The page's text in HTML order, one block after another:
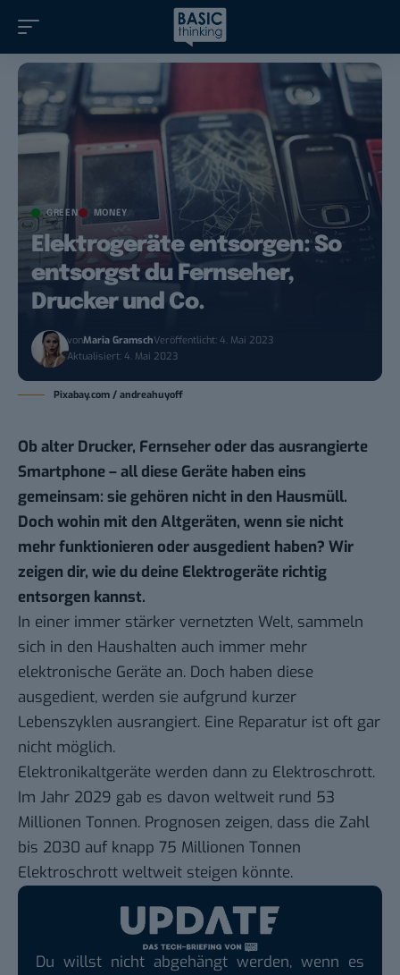
GREEN MONEY
Elektrogeräte entsorgen: So
entsorgst du Fernseher,
Drucker und Co.
vonMaria GramschVeröffentlicht: 4. Mai 2023
Aktualisiert: 4. Mai 2023
Pixabay.com / andreahuyoff
Ob alter Drucker, Fernseher oder das ausrangierte
Smartphone – all diese Geräte haben eins
gemeinsam: sie gehören nicht in den Hausmüll.
Doch wohin mit den Altgeräten, wenn sie nicht
mehr funktionieren oder ausgedient haben? Wir
zeigen dir, wie du deine Elektrogeräte richtig
entsorgen kannst.
In einer immer stärker vernetzten Welt, sammeln
sich in den Haushalten auch immer mehr
elektronische Geräte an. Doch haben diese
ausgedient, werden sie aufgrund kurzer
Lebenszyklen ausrangiert. Eine Reparatur ist oft gar
nicht möglich.
Elektronikaltgeräte werden dann zu Elektroschrott.
Im Jahr 2029 gab es davon weltweit rund 53
Millionen Tonnen. Prognosen zeigen, dass die Zahl
bis 2030 auf knapp 75 Millionen Tonnen
Elektroschrott weltweit steigen könnte.
Du willst nicht abgehängt werden, wenn es